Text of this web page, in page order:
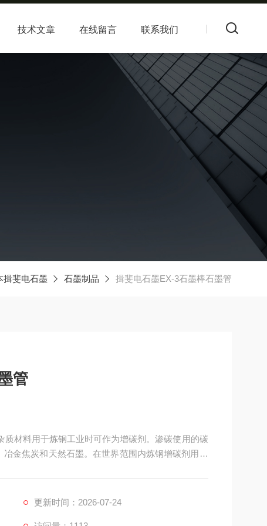
技术文章 在线留言 联系我们
揖斐电石墨 石墨制品 揖斐电石墨EX-3石墨棒石墨管
管
材料用于炼钢工业时可作为增碳剂。渗碳使用的碳
金焦炭和天然石墨。在世界范围内炼钢增碳剂用石
更新时间：2026-07-24